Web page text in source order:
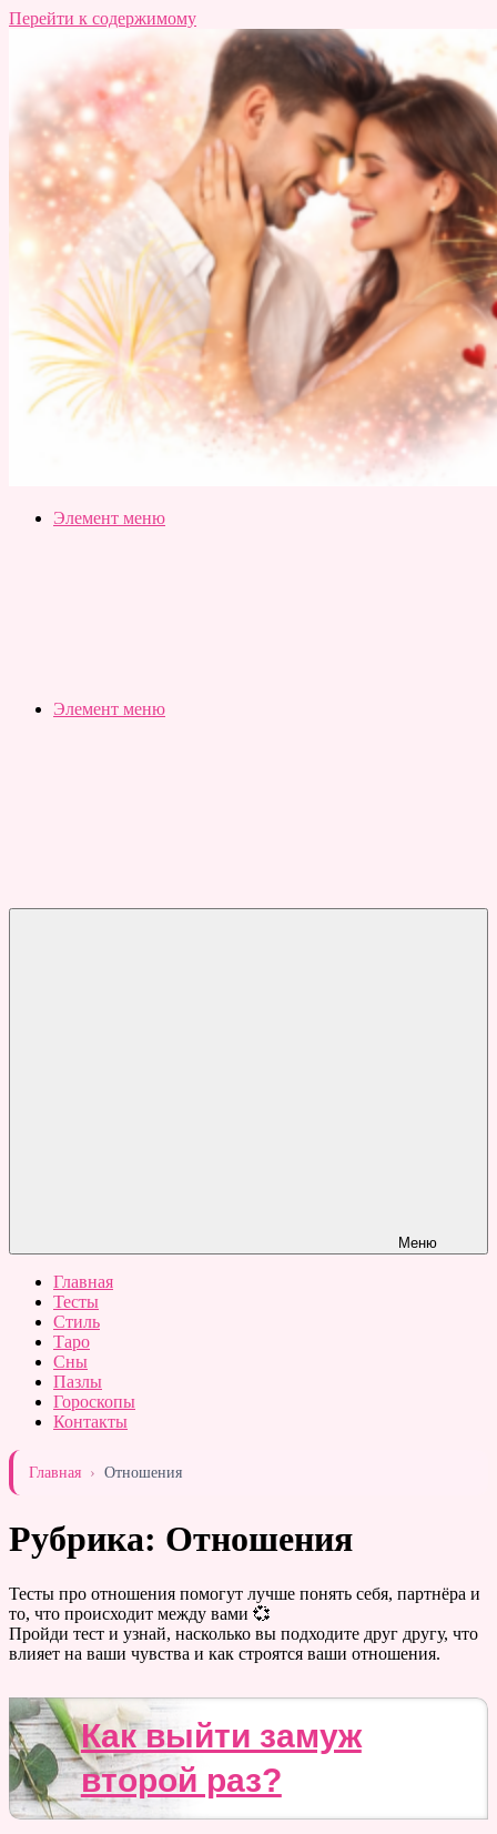
Перейти к содержимому
Slubovju.ru
Бесплатные
Элемент меню
Элемент меню
Меню
Главная
Тесты
Стиль
Таро
Сны
Пазлы
Гороскопы
Контакты
Главная › Отношения
Рубрика: Отношения
Тесты про отношения помогут лучше понять себя, партнёра и
то, что происходит между вами 💞
Пройди тест и узнай, насколько вы подходите друг другу, что
влияет на ваши чувства и как строятся ваши отношения.
Как выйти замуж
второй раз?